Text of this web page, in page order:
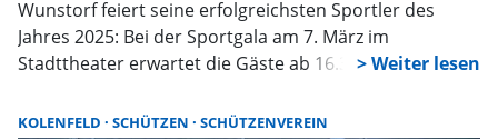
Wunstorf feiert seine erfolgreichsten Sportler des
Jahres 2025: Bei der Sportgala am 7. März im
Stadttheater erwartet die Gäste ab 16.30 Uhr eine
Momenten. Der Eintritt ist frei.
KOLENFELD SCHÜTZEN SCHÜTZENVEREIN